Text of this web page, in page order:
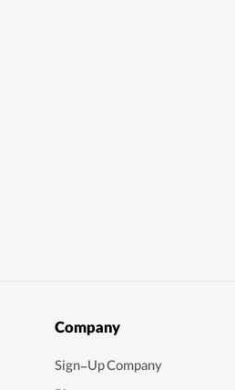
Company
Sign-Up Company